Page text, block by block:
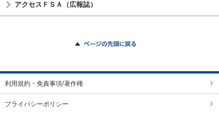
アクセスＦＳＡ（広報誌）
利用規約・免責事項/著作権
プライバシーポリシー